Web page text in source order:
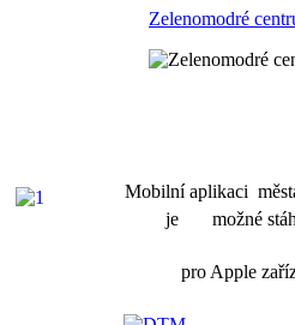
Zelenomodré
Mobilní aplikaci
je možné
pro Apple